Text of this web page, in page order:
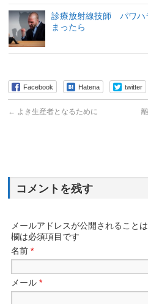
診療放射線技師 パワ
まったら
Facebook Hatena twitter
← よき生産者となるために
コメントを残す
メールアドレスが公開されることは
欄は必須項目です
名前*
メール*